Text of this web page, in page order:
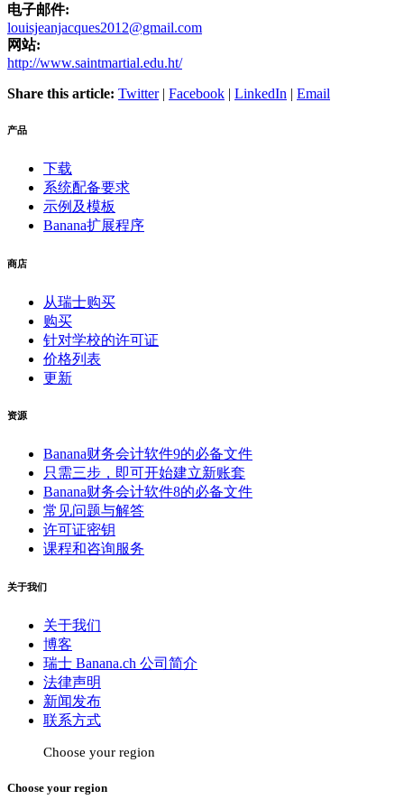
电子邮件:
louisjeanjacques2012@gmail.com
网站:
http://www.saintmartial.edu.ht/
Share this article: Twitter| Facebook | LinkedIn | Email
产品
下载
系统配备要求
示例及模板
Banana扩展程序
商店
从瑞士购买
购买
针对学校的许可证
价格列表
更新
资源
Banana财务会计软件9的必备文件
只需三步，即可开始建立新账套
Banana财务会计软件8的必备文件
常见问题与解答
许可证密钥
课程和咨询服务
关于我们
关于我们
博客
瑞士 Banana.ch 公司简介
法律声明
新闻发布
联系方式
Choose your region
Choose your region